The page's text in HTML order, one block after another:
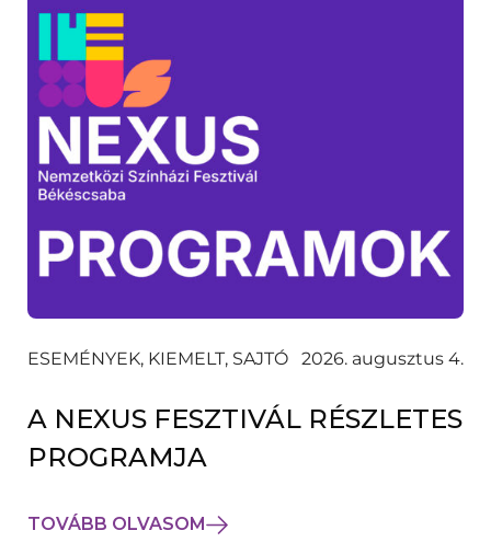
ESEMÉNYEK, KIEMELT, SAJTÓ 2026. augusztus 4.
A NEXUS FESZTIVÁL RÉSZLETES
PROGRAMJA
TOVÁBB OLVASOM